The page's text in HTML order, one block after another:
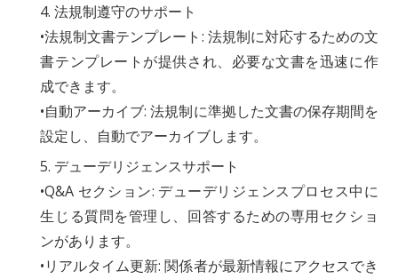
4. 法規制遵守のサポート
•法規制文書テンプレート: 法規制に対応するための文
書テンプレートが提供され、必要な文書を迅速に作
成できます。
•自動アーカイブ: 法規制に準拠した文書の保存期間を
設定し、自動でアーカイブします。
5. デューデリジェンスサポート
•Q&A セクション: デューデリジェンスプロセス中に
生じる質問を管理し、回答するための専用セクショ
ンがあります。
•リアルタイム更新: 関係者が最新情報にアクセスでき